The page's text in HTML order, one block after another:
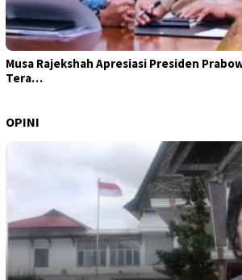
Musa Rajekshah Apresiasi Presiden
Tera…
OPINI